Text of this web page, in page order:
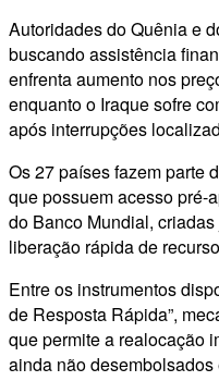
Autoridades do Quênia e
buscando assistência
enfrenta aumento nos
enquanto o Iraque sofre
após interrupções
Os 27 países fazem parte
que possuem acesso pré-
do Banco Mundial,
liberação rápida de
Entre os instrumentos
de Resposta Rápida”,
que permite a realocação
ainda não